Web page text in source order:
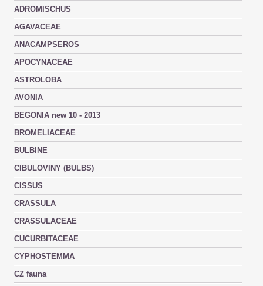
ADROMISCHUS
AGAVACEAE
ANACAMPSEROS
APOCYNACEAE
ASTROLOBA
AVONIA
BEGONIA new 10 - 2013
BROMELIACEAE
BULBINE
CIBULOVINY (BULBS)
CISSUS
CRASSULA
CRASSULACEAE
CUCURBITACEAE
CYPHOSTEMMA
CZ fauna